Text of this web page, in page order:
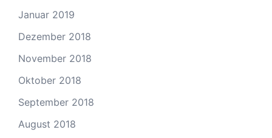
Januar 2019
Dezember 2018
November 2018
Oktober 2018
September 2018
August 2018